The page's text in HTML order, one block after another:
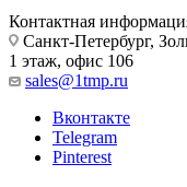
Контактная
Санкт-Петербург,
1 этаж, офис 106
sales@1tmp.ru
Вконтакте
Telegram
Pinterest